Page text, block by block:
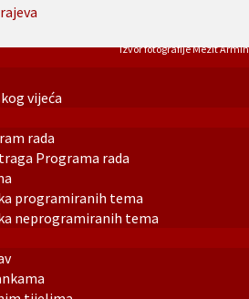
vijeća
rada
Programa rada
programiranih tema
neprogramiranih tema
Izvor fotografije Mezit Armin